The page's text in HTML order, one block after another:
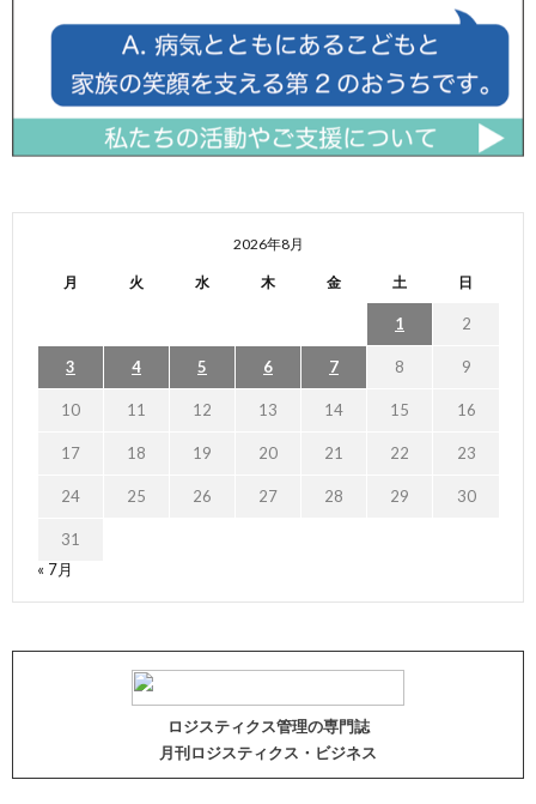
2026年8月
月 火 水 木 金 土 日
1 2
3 4 5 6 7 8 9
10 11 12 13 14 15 16
17 18 19 20 21 22 23
24 25 26 27 28 29 30
31
« 7月
ロジスティクス管理の専門誌
月刊ロジスティクス・ビジネス